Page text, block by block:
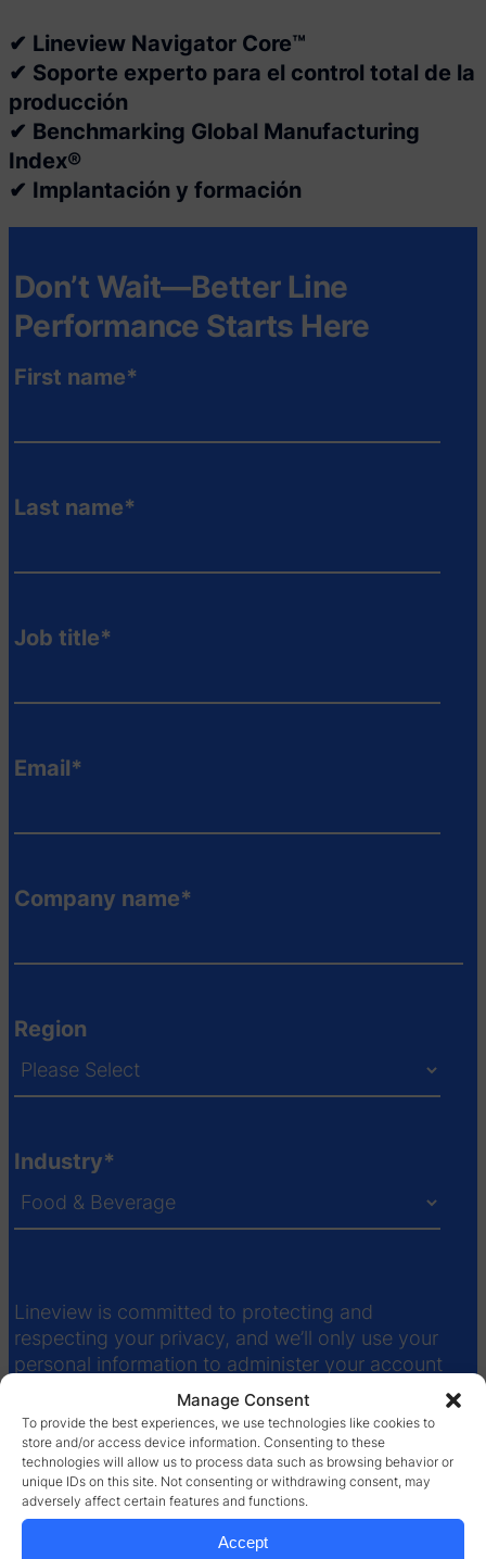
Manage Consent
To provide the best experiences, we use technologies like cookies to
store and/or access device information. Consenting to these
technologies will allow us to process data such as browsing behavior or
unique IDs on this site. Not consenting or withdrawing consent, may
adversely affect certain features and functions.
Accept
✔ Lineview Navigator Core™
✔ Soporte experto para el control total de la
producción
✔ Benchmarking Global Manufacturing
Index®
✔ Implantación y formación
Don’t Wait—Better Line
Performance Starts Here
First name*
Last name*
Job title*
Email*
Company name*
Region
Industry*
Lineview is committed to protecting and
respecting your privacy, and we’ll only use your
personal information to administer your account
and to provide the products and services you
requested from us. If you consent to us contacting
you in future, please tick below:
Yes! Send me updates from Lineview.
You may unsubscribe from these communications